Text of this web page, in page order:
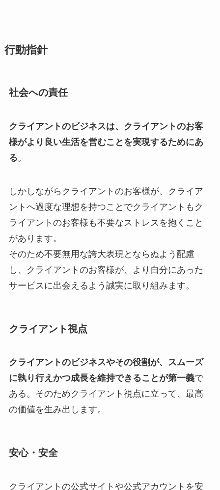
行動指針
社会への責任
クライアントのビジネスは、クライアントのお客
様がより良い生活を営むことを実現するためにあ
る。
しかしながらクライアントのお客様が、クライア
ントへ過度な理想を持つことでクライアントもク
ライアントのお客様も不要なストレスを抱くこと
があります。
そのため不要無用な誇大表現とならぬよう配慮
し、クライアントのお客様が、より自分にあった
サービスに出会えるよう誠実に取り組みます。
クライアント視点
クライアントのビジネスやその役割が、スムーズ
に執り行えかつ成長を維持できることが第一義で
ある。そのためクライアント視点に立って、最高
の価値を生み出します。
安心・安全
クライアントの公式サイトや公式アカウントを安